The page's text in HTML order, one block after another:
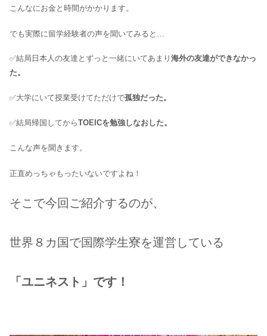
こんなにお金と時間がかかります。
でも実際に留学経験者の声を聞いてみると…
✅結局日本人の友達とずっと一緒にいてあまり 海外の友達ができなかっ
た。
✅大学にいて授業受けてただけで孤独だった。
✅結局帰国してからTOEICを勉強しなおした。
こんな声を聞きます。
正直めっちゃもったいないですよね！
そこで今回ご紹介するのが、
世界８カ国で国際学生寮を運営している
「ユニネスト」です！